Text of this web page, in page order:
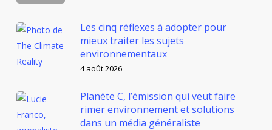
Les cinq réflexes à adopter pour
mieux traiter les sujets
environnementaux
4 août 2026
Planète C, l’émission qui veut faire
rimer environnement et solutions
dans un média généraliste